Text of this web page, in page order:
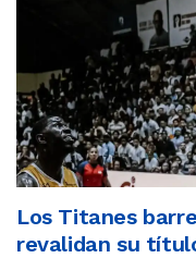
Los Titanes
revalidan su